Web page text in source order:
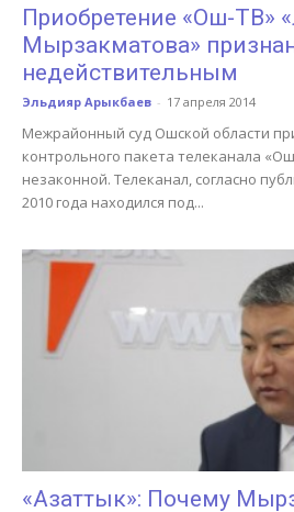
Приобретение «Ош-ТВ»
Мырзакматова»
недействительным
Эльдияр Арыкбаев - 17 апреля 2014
Межрайонный суд Ошской области
контрольного пакета телеканала
незаконной. Телеканал, согласно
2010 года находился под...
«Азаттык»: Почему